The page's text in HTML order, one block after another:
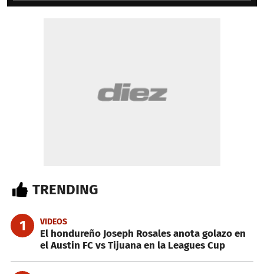
TRENDING
1 VIDEOS
El hondureño Joseph Rosales anota golazo en
el Austin FC vs Tijuana en la Leagues Cup